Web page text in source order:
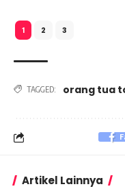
1 2 3
TAGGED: orang tua
Artikel Lainnya